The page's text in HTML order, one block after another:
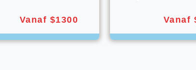
Vanaf $1300 Vanaf